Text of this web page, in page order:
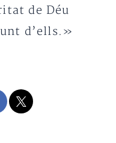
de Déu
d’ells.»